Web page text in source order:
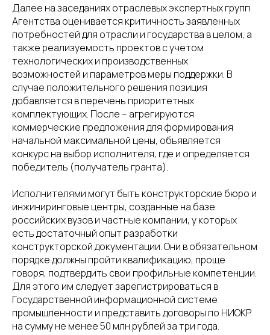
Далее на заседаниях отраслевых экспертных групп
Агентства оценивается критичность заявленных
потребностей для отрасли и государства в целом, а
также реализуемость проектов с учетом
технологических и производственных
возможностей и параметров меры поддержки. В
случае положительного решения позиция
добавляется в перечень приоритетных
комплектующих. После – агрегируются
коммерческие предложения для формирования
начальной максимальной цены, объявляется
конкурс на выбор исполнителя, где и определяется
победитель (получатель гранта).
Исполнителями могут быть конструкторские бюро и
инжиниринговые центры, созданные на базе
российских вузов и частные компании, у которых
есть достаточный опыт разработки
конструкторской документации. Они в обязательном
порядке должны пройти квалификацию, проще
говоря, подтвердить свои профильные компетенции.
Для этого им следует зарегистрироваться в
Государственной информационной системе
промышленности и представить договоры по НИОКР
на сумму не менее 50 млн рублей за три года.